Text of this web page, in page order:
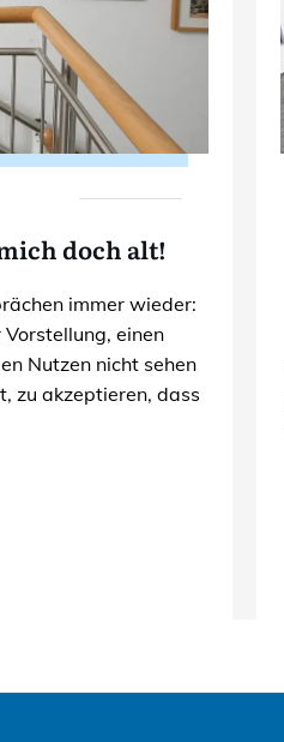
doch alt!
immer wieder:
einen
Nutzen nicht sehen
zu akzeptieren, dass